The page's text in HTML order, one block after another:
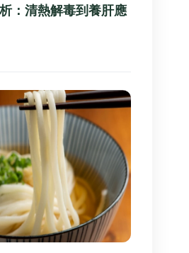
：清熱解毒到養肝應